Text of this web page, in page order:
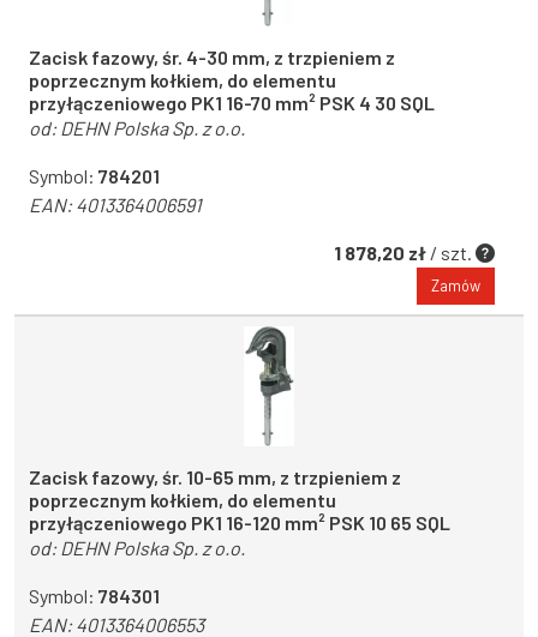
Zacisk fazowy, śr. 4-30 mm, z trzpieniem z
poprzecznym kołkiem, do elementu
przyłączeniowego PK1 16-70 mm² PSK 4 30 SQL
od: DEHN Polska Sp. z o.o.
Symbol: 784201
EAN:4013364006591
1 878,20 zł / szt.
Zamów
Zacisk fazowy, śr. 10-65 mm, z trzpieniem z
poprzecznym kołkiem, do elementu
przyłączeniowego PK1 16-120 mm² PSK 10 65 SQL
od: DEHN Polska Sp. z o.o.
Symbol: 784301
EAN:4013364006553